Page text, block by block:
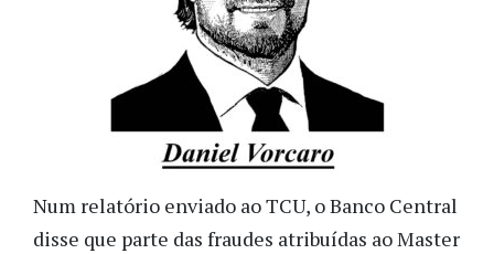
Num relatório enviado ao TCU, o Banco Central
disse que parte das fraudes atribuídas ao Master